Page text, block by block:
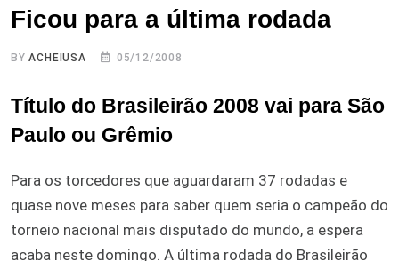
Ficou para a última rodada
BYACHEIUSA 05/12/2008
Título do Brasileirão 2008 vai para São
Paulo ou Grêmio
Para os torcedores que aguardaram 37 rodadas e
quase nove meses para saber quem seria o campeão do
torneio nacional mais disputado do mundo, a espera
acaba neste domingo. A última rodada do Brasileirão